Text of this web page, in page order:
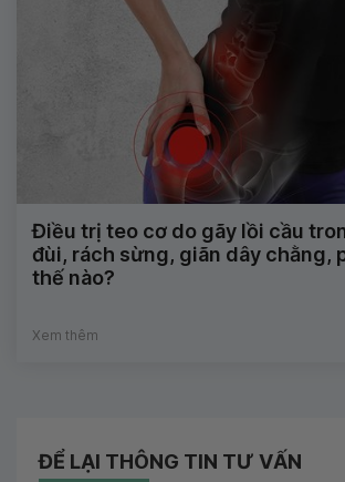
Điều trị teo cơ do gãy lồi cầu
đùi, rách sừng, giãn dây chằng,
thế nào?
Xem thêm
ĐỂ LẠI THÔNG TIN TƯ VẤN